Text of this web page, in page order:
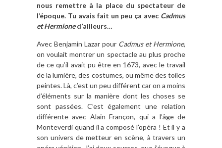
nous remettre à la place du spectateur de
l’époque. Tu avais fait un peu ça avec Cadmus
et Hermioned’ailleurs…
Avec Benjamin Lazar pour Cadmus et Hermione,
on voulait montrer un spectacle au plus proche
de ce qu’il avait pu être en 1673, avec le travail
de la lumière, des costumes, ou même des toiles
peintes. Là, c’est un peu différent car on a moins
d’éléments sur la manière dont les choses se
sont passées. C’est également une relation
différente avec Alain Françon, qui a l’âge de
Monteverdi quand il a composé l’opéra ! Et il y a
son univers de metteur en scène, à travers un